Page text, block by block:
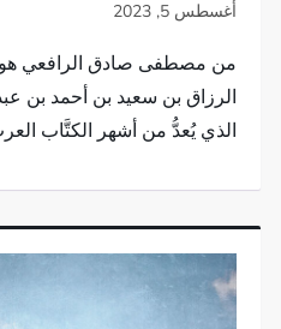
من مصطفى صادق الرافعي
الرزاق بن سعيد بن أحمد بن
الذي يُعدُّ من أشهر الكتَّاب